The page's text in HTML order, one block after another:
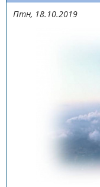
Птн, 18.10.2019